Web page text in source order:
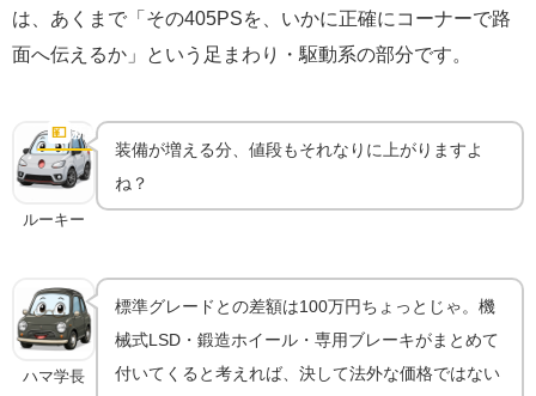
は、あくまで「その405PSを、いかに正確にコーナーで路
面へ伝えるか」という足まわり・駆動系の部分です。
💴 新車価格
ルーキー
装備が増える分、値段もそれなりに上がりますよ
ね？
ハマ学長
標準グレードとの差額は100万円ちょっとじゃ。機
械式LSD・鍛造ホイール・専用ブレーキがまとめて
付いてくると考えれば、決して法外な価格ではない